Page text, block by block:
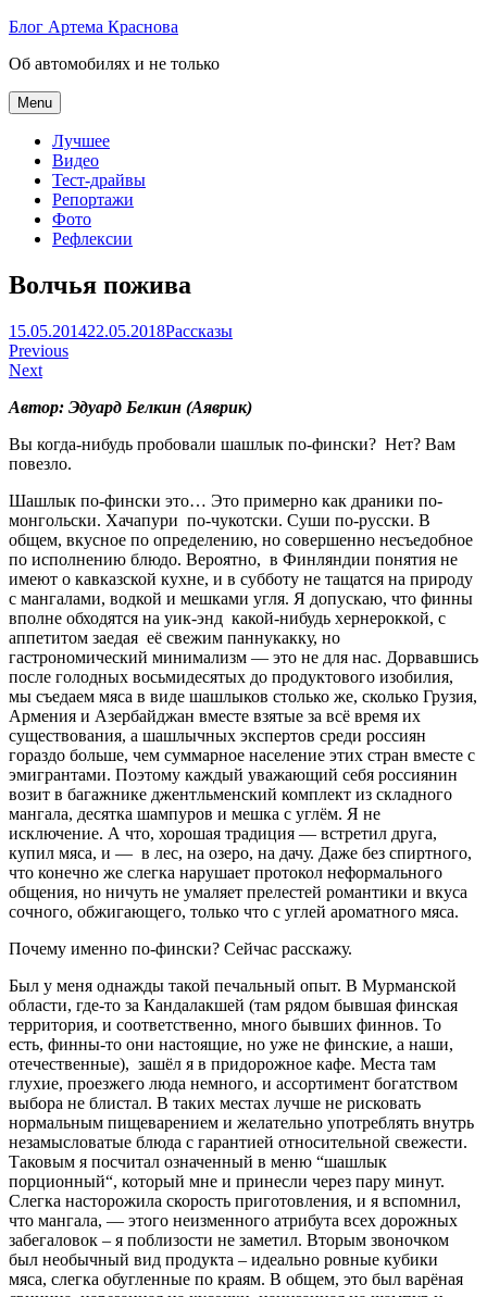
Skip
content
Блог Артема Краснова
Об автомобилях и не только
Menu
Лучшее
Видео
Тест-драйвы
Репортажи
Фото
Рефлексии
Волчья пожива
Артем
Краснов
15.05.201422.05.2018Рассказы
Навигация
по
записям
Previous
Next
Автор: Эдуард Белкин (Аяврик)
Вы когда-нибудь пробовали шашлык по-фински? Нет? Вам
повезло.
Шашлык по-фински это… Это примерно как драники по-
монгольски. Хачапури по-чукотски. Суши по-русски. В
общем, вкусное по определению, но совершенно несъедобное
по исполнению блюдо. Вероятно, в Финляндии понятия не
имеют о кавказской кухне, и в субботу не тащатся на природу
с мангалами, водкой и мешками угля. Я допускаю, что финны
вполне обходятся на уик-энд какой-нибудь хернероккой, с
аппетитом заедая её свежим паннукакку, но
гастрономический минимализм — это не для нас. Дорвавшись
после голодных восьмидесятых до продуктового изобилия,
мы съедаем мяса в виде шашлыков столько же, сколько Грузия,
Армения и Азербайджан вместе взятые за всё время их
существования, а шашлычных экспертов среди россиян
гораздо больше, чем суммарное население этих стран вместе с
эмигрантами. Поэтому каждый уважающий себя россиянин
возит в багажнике джентльменский комплект из складного
мангала, десятка шампуров и мешка с углём. Я не
исключение. А что, хорошая традиция — встретил друга,
купил мяса, и — в лес, на озеро, на дачу. Даже без спиртного,
что конечно же слегка нарушает протокол неформального
общения, но ничуть не умаляет прелестей романтики и вкуса
сочного, обжигающего, только что с углей ароматного мяса.
Почему именно по-фински? Сейчас расскажу.
Был у меня однажды такой печальный опыт. В Мурманской
области, где-то за Кандалакшей (там рядом бывшая финская
территория, и соответственно, много бывших финнов. То
есть, финны-то они настоящие, но уже не финские, а наши,
отечественные), зашёл я в придорожное кафе. Места там
глухие, проезжего люда немного, и ассортимент богатством
выбора не блистал. В таких местах лучше не рисковать
нормальным пищеварением и желательно употреблять внутрь
незамысловатые блюда с гарантией относительной свежести.
Таковым я посчитал означенный в меню “шашлык
порционный“, который мне и принесли через пару минут.
Слегка насторожила скорость приготовления, и я вспомнил,
что мангала, — этого неизменного атрибута всех дорожных
забегаловок – я поблизости не заметил. Вторым звоночком
был необычный вид продукта – идеально ровные кубики
мяса, слегка обугленные по краям. В общем, это был варёная